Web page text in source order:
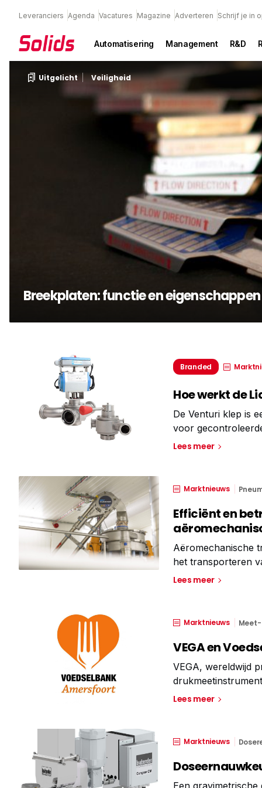
Leveranciers Agenda Vacatures Magazine Adverteren Schrijf je in
Automatisering Management R&D
Uitgelicht Veiligheid
Breekplaten: functie en eigenschappen
Branded
Hoe werkt de
De Venturi klep is
voor
Venturi-klep heeft
Lees meer
Marktnieuws
Efficiënt en
Aëromechanische
het transporteren
technologie is
Lees meer
Marktnieuws
VEGA en
VEGA, wereldwijd
middel van
Lees meer
Marktnieuws
Een